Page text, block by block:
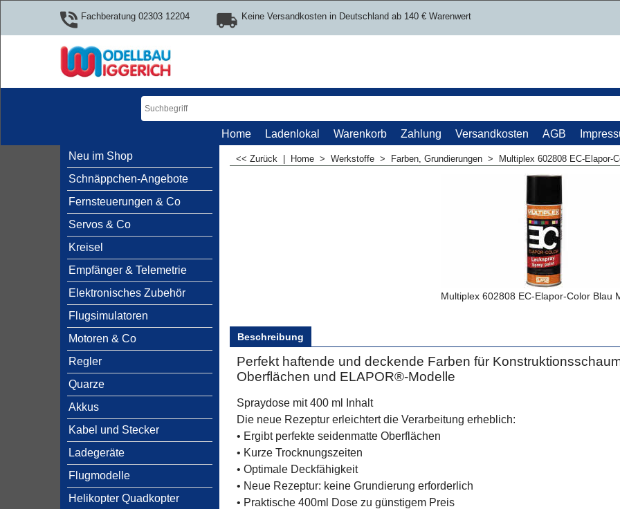
Fachberatung 02303 12204 Keine Versandkosten in Deutschland ab 140 € Warenwert
Home Ladenlokal Warenkorb Zahlung Versandkosten AGB
Neu im Shop
Schnäppchen-Angebote
Fernsteuerungen & Co
Servos & Co
Kreisel
Empfänger & Telemetrie
Elektronisches Zubehör
Flugsimulatoren
Motoren & Co
Regler
Quarze
Akkus
Kabel und Stecker
Ladegeräte
Flugmodelle
Helikopter Quadkopter
<< Zurück Home > Werkstoffe > Farben, Grundierungen > Multiplex 602808 EC-Elapor-
Multiplex 602808 EC-Elapor-Color Blau
Beschreibung
Perfekt haftende und deckende Farben für
Oberflächen und ELAPOR®-Modelle
Spraydose mit 400 ml Inhalt
Die neue Rezeptur erleichtert die Verarbeitung erheblich:
• Ergibt perfekte seidenmatte Oberflächen
• Kurze Trocknungszeiten
• Optimale Deckfähigkeit
• Neue Rezeptur: keine Grundierung erforderlich
• Praktische 400ml Dose zu günstigem Preis